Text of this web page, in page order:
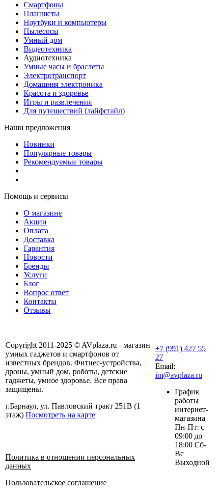
Смартфоны
Планшеты
Ноутбуки и компьютеры
Пылесосы
Умный дом
Видеотехника
Аудиотехника
Умные часы и браслеты
Электротранспорт
Домашняя электроника
Красота и здоровье
Игры и развлечения
Для путешествий (лайфстайл)
Наши предложения
Новинки
Популярные товары
Рекомендуемые товары
Помощь и сервисы
О магазине
Акции
Оплата
Доставка
Гарантия
Новости
Бренды
Услуги
Блог
Вопрос ответ
Контакты
Отзывы
Copyright 2011-2025 © AVplaza.ru - магазин
умных гаджетов и смартфонов от
известных брендов. Фитнес-устройства,
дроны, умный дом, роботы, детские
гаджеты, умное здоровье. Все права
защищены.
г.Барнаул, ул. Павловский тракт 251В (1
этаж) Посмотреть на карте
Политика в отношении персональных
данных
Пользовательское соглашение
+7 (991) 427 55
27
Email:
im@avplaza.ru
График
работы
интернет-
магазина
Пн-Пт: с
09:00 до
18:00 Сб-
Вс
Выходной